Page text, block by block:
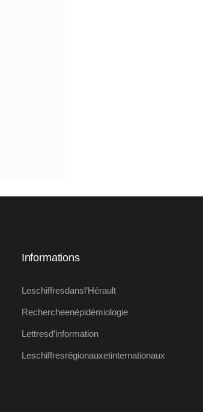
Informations
Les chiffres dans l’Hérault​
Recherche en épidémiologie
Lettres d’information
Les chiffres régionaux et internationaux